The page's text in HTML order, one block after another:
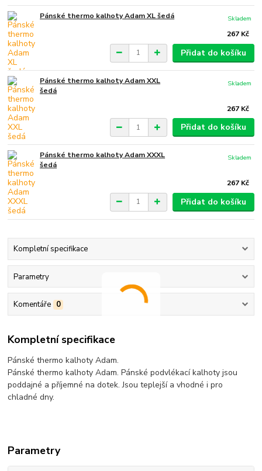
Pánské thermo kalhoty Adam XL šedá
267 Kč
Skladem
Přidat do košíku
Pánské thermo kalhoty Adam XXL
šedá
267 Kč
Skladem
Přidat do košíku
Pánské thermo kalhoty Adam XXXL
šedá
267 Kč
Skladem
Přidat do košíku
Kompletní specifikace
Parametry
Komentáře 0
Kompletní specifikace
Pánské thermo kalhoty Adam.
Pánské thermo kalhoty Adam. Pánské podvlékací kalhoty jsou
poddajné a příjemné na dotek. Jsou teplejší a vhodné i pro
chladné dny.
Parametry